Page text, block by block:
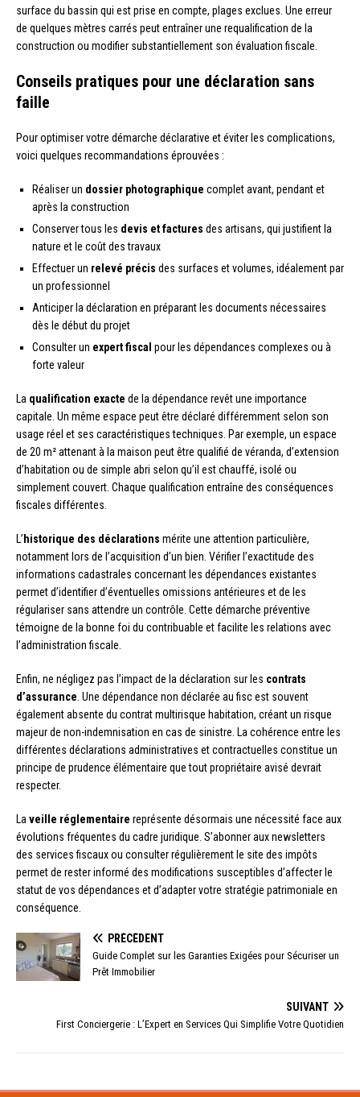
surface du bassin qui est prise en compte, plages exclues. Une erreur
de quelques mètres carrés peut entraîner une requalification de la
construction ou modifier substantiellement son évaluation fiscale.
Conseils pratiques pour une déclaration sans
faille
Pour optimiser votre démarche déclarative et éviter les complications,
voici quelques recommandations éprouvées :
Réaliser un dossier photographique complet avant, pendant et
après la construction
Conserver tous les devis et factures des artisans, qui justifient la
nature et le coût des travaux
Effectuer un relevé précis des surfaces et volumes, idéalement par
un professionnel
Anticiper la déclaration en préparant les documents nécessaires
dès le début du projet
Consulter un expert fiscal pour les dépendances complexes ou à
forte valeur
La qualification exacte de la dépendance revêt une importance
capitale. Un même espace peut être déclaré différemment selon son
usage réel et ses caractéristiques techniques. Par exemple, un espace
de 20 m² attenant à la maison peut être qualifié de véranda, d’extension
d’habitation ou de simple abri selon qu’il est chauffé, isolé ou
simplement couvert. Chaque qualification entraîne des conséquences
fiscales différentes.
L’historique des déclarations mérite une attention particulière,
notamment lors de l’acquisition d’un bien. Vérifier l’exactitude des
informations cadastrales concernant les dépendances existantes
permet d’identifier d’éventuelles omissions antérieures et de les
régulariser sans attendre un contrôle. Cette démarche préventive
témoigne de la bonne foi du contribuable et facilite les relations avec
l’administration fiscale.
Enfin, ne négligez pas l’impact de la déclaration sur les contrats
d’assurance . Une dépendance non déclarée au fisc est souvent
également absente du contrat multirisque habitation, créant un risque
majeur de non-indemnisation en cas de sinistre. La cohérence entre les
différentes déclarations administratives et contractuelles constitue un
principe de prudence élémentaire que tout propriétaire avisé devrait
respecter.
La veille réglementaire représente désormais une nécessité face aux
évolutions fréquentes du cadre juridique. S’abonner aux newsletters
des services fiscaux ou consulter régulièrement le site des impôts
permet de rester informé des modifications susceptibles d’affecter le
statut de vos dépendances et d’adapter votre stratégie patrimoniale en
conséquence.
PRÉCÉDENT
Guide Complet sur les Garanties Exigées pour Sécuriser un
Prêt Immobilier
SUIVANT
First Conciergerie : L’Expert en Services Qui Simplifie Votre Quotidien